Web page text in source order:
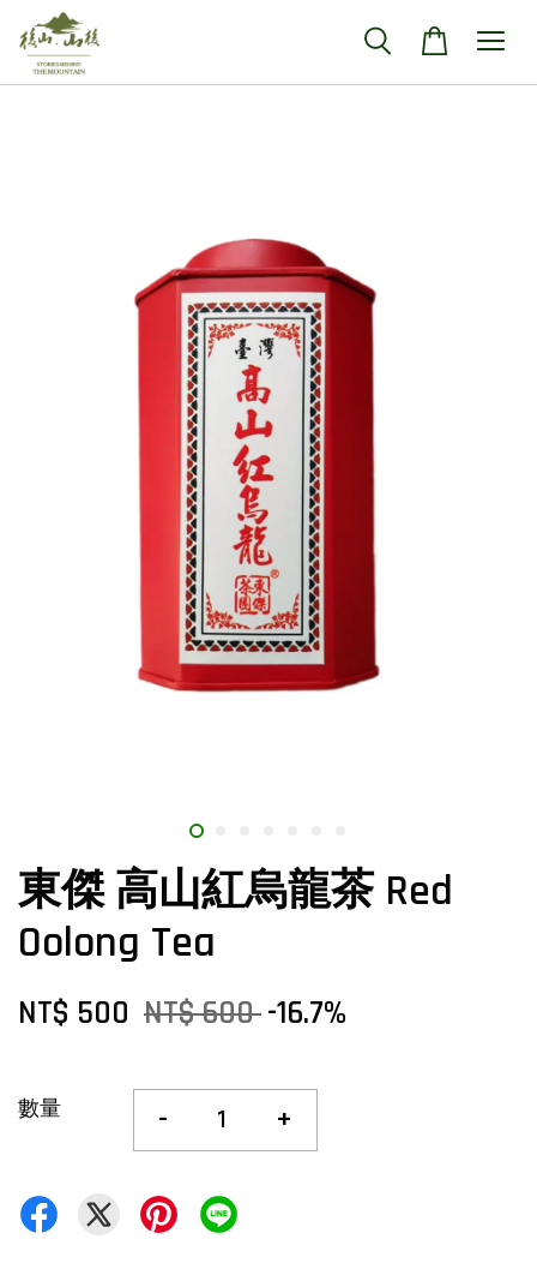
東傑 高山紅烏龍茶 Red
Oolong Tea
NT$ 500 NT$ 600-16.7%
數量 - +